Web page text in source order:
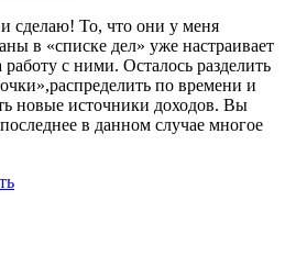
сделаю! То, что они у меня
в «списке дел» уже настраивает
работу с ними. Осталось разделить
по времени и
новые источники доходов. Вы
в данном случае многое